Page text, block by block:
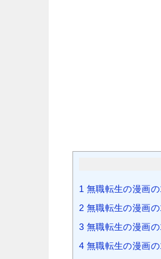
1 無職転生の漫画
2 無職転生の漫画
3 無職転生の漫画
4 無職転生の漫画